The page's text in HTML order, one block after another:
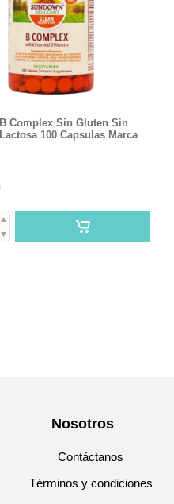
Complex Sin Gluten Sin
100 Capsulas Marca
▲
▼
Nosotros
Contáctanos
Términos y condiciones